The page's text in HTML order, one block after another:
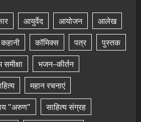
आयुर्वेद आयोजन
आलेख
कहानी कॉमिक्स पत्र
पुस्तक
भजन–कीर्तन
महान रचनाएं
"अरुण"
साहित्य संग्रह